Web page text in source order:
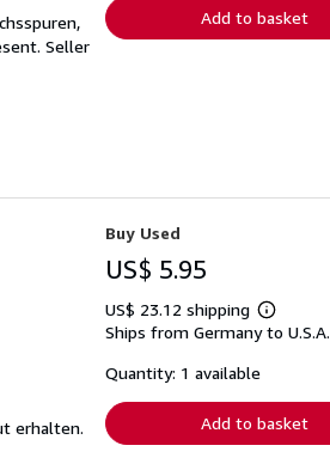
Seller
Add to basket
erhalten.
Buy Used
US$ 5.95
US$ 23.12 shipping
Learn
more
Ships from Germany to U.S.A.
Quantity: 1 available
Add to basket